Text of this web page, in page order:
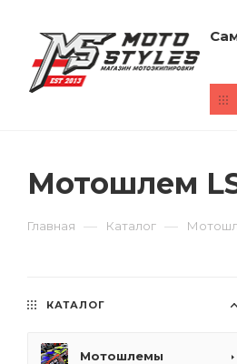
Мотошлем
Главная — Каталог —
КАТАЛОГ
Мотошлемы